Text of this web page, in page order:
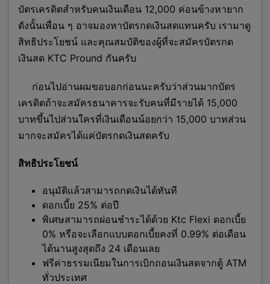
บัตรเครดิตสำหรับคนเงินเดือน 12,000 ค่อนข้างหายาก
ดังนั้นเพื่อน ๆ อาจมองหาบัตรกดเงินสดแทนครับ เรามาดู
สิทธิประโยชน์ และคุณสมบัติของผู้ที่จะสมัครบัตรกด
เงินสด KTC Pround กันครับ
ก่อนไปอ่านผมขอบอกก่อนนะครับว่าส่วนมากบัตร
เครดิตถ้าจะสมัครธนาคารจะรับคนที่มีรายได้ 15,000
บาทขึ้นไปส่วนใครที่เงินเดือนน้อยกว่า 15,000 บาทส่วน
มากจะสมัครได้แค่บัตรกดเงินสดครับ
สิทธิประโยชน์
อนุมัติแล้วสามารถกดเงินได้ทันที
ดอกเบี้ย 25% ต่อปี
พิเศษสามารถผ่อนชำระได้ด้วย Ktc Flexi ดอกเบี้ย
0% หรือจะเลือกแบบดอกเบี้ยคงที่ 0.99% ต่อเดือน
ได้นานสูงสุดถึง 24 เดือนเลย
ฟรีค่าธรรมเนียมในการเบิกถอนเงินสดจากตู้ ATM
ทั่วประเทศ